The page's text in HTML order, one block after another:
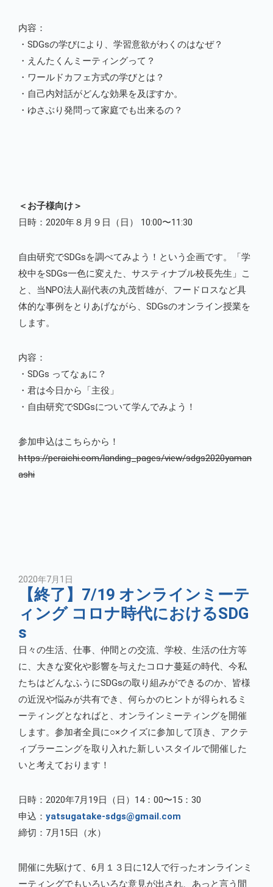
内容：
・SDGsの学びにより、学習意欲がわくのはなぜ？
・えんたくんミーティングって？
・ワールドカフェ方式の学びとは？
・自己内対話がどんな効果を及ぼすか。
・ゆさぶり発問って家庭でも出来るの？
＜お子様向け＞
日時：2020年８月９日（日） 10:00〜11:30
自由研究でSDGsを調べてみよう！という企画です。「学
校中をSDGs一色に変えた、サスティナブル校長先生」こ
と、当NPO法人副代表の丸茂哲雄が、フードロスなど具
体的な事例をとりあげながら、SDGsのオンライン授業を
します。
内容：
・SDGs ってなぁに？
・君は今日から「主役」
・自由研究でSDGsについて学んでみよう！
参加申込はこちらから！
https://peraichi.com/landing_pages/view/sdgs2020yaman
ashi
2020年7月1日
【終了】7/19 オンラインミーテ
ィング コロナ時代におけるSDG
s
日々の生活、仕事、仲間との交流、学校、生活の仕方等
に、大きな変化や影響を与えたコロナ蔓延の時代、今私
たちはどんなふうにSDGsの取り組みができるのか、皆様
の近況や悩みが共有でき、何らかのヒントが得られるミ
ーティングとなればと、オンラインミーティングを開催
します。参加者全員に○×クイズに参加して頂き、アクテ
ィブラーニングを取り入れた新しいスタイルで開催した
いと考えております！
日時：2020年7月19日（日）14：00〜15：30
申込：yatsugatake-sdgs@gmail.com
締切：7月15日（水）
開催に先駆けて、6月１３日に12人で行ったオンラインミ
ーティングでもいろいろな意見が出され、あっと言う間